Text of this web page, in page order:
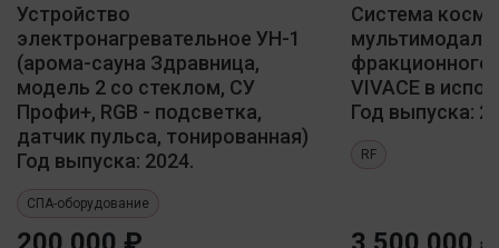
Устройство
электронагревательное УН-1
(арома-сауна Здравница,
модель 2 со стеклом, СУ
Профи+, RGB - подсветка,
датчик пульса, тонированная)
Год выпуска: 2024.
СПА-оборудование
Система
фракционного
VIVACE в
Год выпуска:
RF